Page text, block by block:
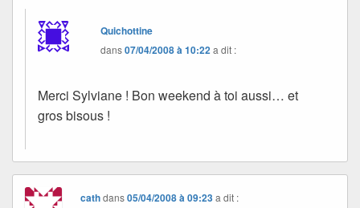
Quichottine
dans07/04/2008 à 10:22a dit :
Merci Sylviane ! Bon weekend à toi aussi… et
gros bisous !
cathdans05/04/2008 à 09:23 a dit :